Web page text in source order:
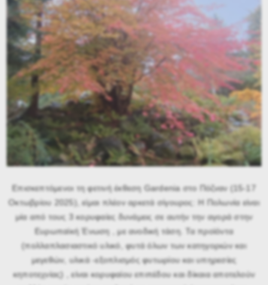
Επισκεπτόμενοι τη φετινή έκθεση Gardenia στο Πόζναν (15-17
Οκτωβρίου 2025), είμαι πλέον αρκετά σίγουρος: Η Πολωνία είναι
μία από τους 3 κορυφαίες δυνάμεις σε αυτήν την αγορά στην
Ευρωπαϊκή Ένωση , με ανοδική τάση. Τα προϊόντα
(πολλαπλασιαστικό υλικό, φυτά όλων των κατηγοριών και
μεγεθών, υλικά -εξοπλισμός φυτωρίου και υπηρεσίες
κηποτεχνίας) , είναι κορυφαίου επιπέδου και δίκαια αποτελούν